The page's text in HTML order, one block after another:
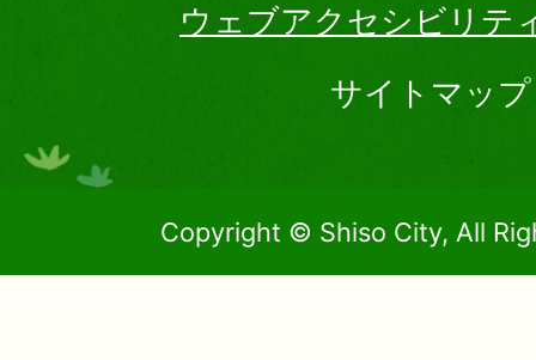
ウェブアクセシビリテ
サイトマップ
Copyright © Shiso City, All